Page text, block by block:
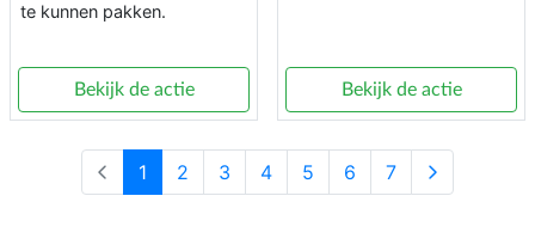
te kunnen pakken.
Bekijk de actie Bekijk de actie
1 2 3 4 5 6 7